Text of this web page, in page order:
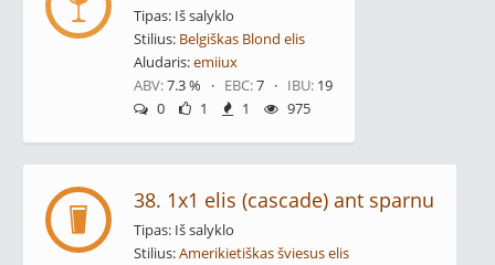
Tipas: Iš salyklo
Stilius: Belgiškas Blond elis
Aludaris:emiiux
ABV:7.3 % · EBC:7 · IBU: 19
0
1 1 975
38. 1x1 elis (cascade) ant sparnu
Tipas: Iš salyklo
Stilius:Amerikietiškas šviesus elis